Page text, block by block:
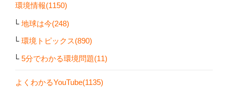
環境情報(1150)
地球は今(248)
環境トピックス(890)
5分でわかる環境問題(11)
よくわかるYouTube(1135)